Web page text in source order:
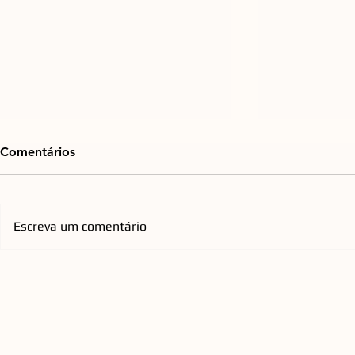
Comentários
Escreva um comentário